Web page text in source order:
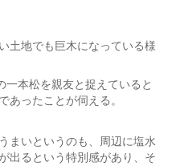
土地でも巨木になっている様
本松を親友と捉えていると
あったことが伺える。
まいというのも、周辺に塩水
出るという特別感があり、そ